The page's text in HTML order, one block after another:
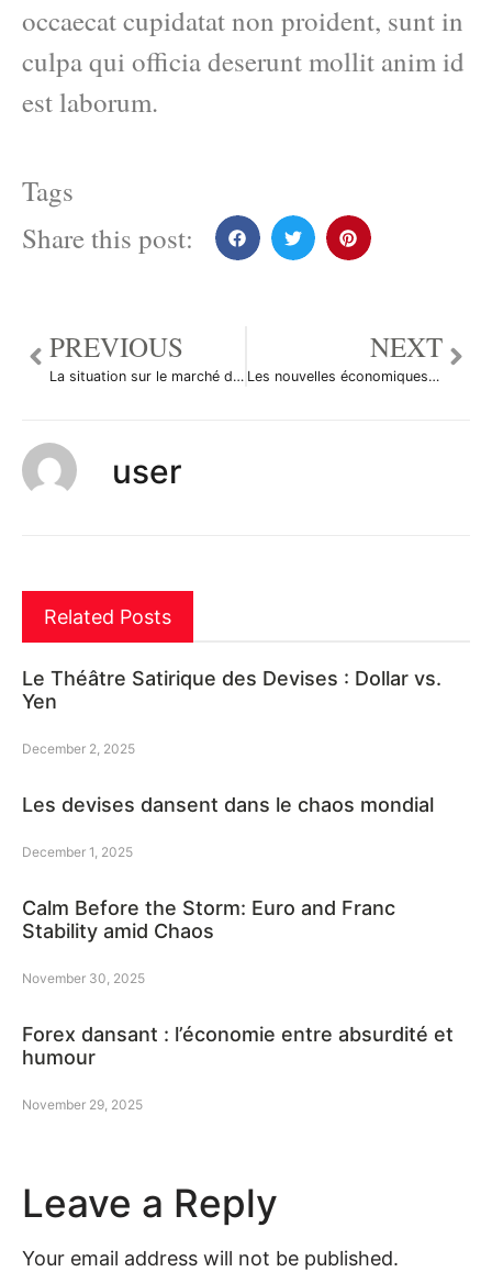
occaecat cupidatat non proident, sunt in
culpa qui officia deserunt mollit anim id
est laborum.
Tags
Share this post:
PREVIOUS
La situation sur le marché des changes
NEXT
Les nouvelles économiques du 9 décembre en bref
user
Related Posts
Le Théâtre Satirique des Devises : Dollar vs.
Yen
December 2, 2025
Les devises dansent dans le chaos mondial
December 1, 2025
Calm Before the Storm: Euro and Franc
Stability amid Chaos
November 30, 2025
Forex dansant : l’économie entre absurdité et
humour
November 29, 2025
Leave a Reply
Your email address will not be published.